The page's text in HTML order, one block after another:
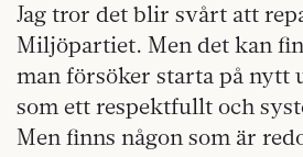
Jag tror det blir svårt att
Miljöpartiet. Men det kan
man försöker starta på nytt
som ett respektfullt och
Men finns någon som är